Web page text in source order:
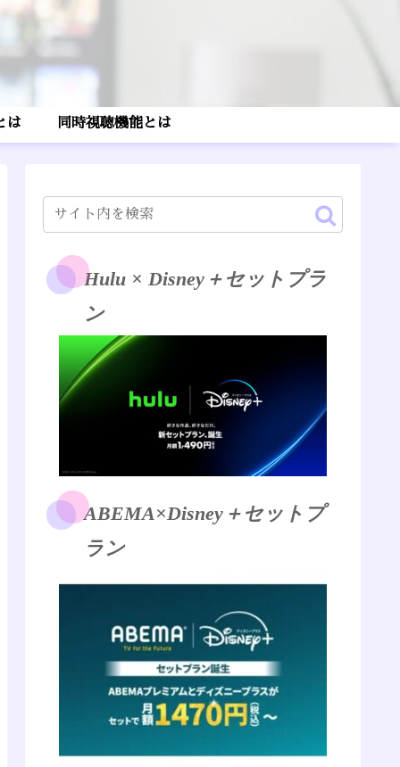
は 同時視聴機能とは
Hulu × Disney＋セットプラ
ン
ABEMA×Disney＋セットプ
ラン